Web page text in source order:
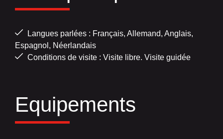
Langues parlées : Français, Allemand, Anglais,
Espagnol, Néerlandais
Conditions de visite : Visite libre. Visite guidée
Equipements